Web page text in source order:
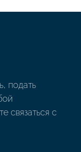
подать
связаться с